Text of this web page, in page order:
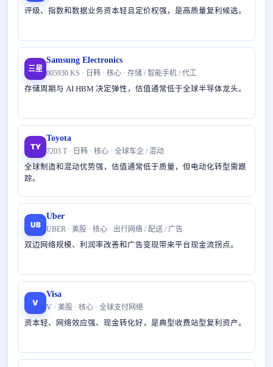
评级、指数和数据业务资本轻且定价权强，是高质量复利候选。
三星
Samsung Electronics
005930.KS · 日韩 · 核心 · 存储 / 智能手机 / 代工
存储周期与 AI HBM 决定弹性，估值通常低于全球半导体龙头。
TY
Toyota
7203.T · 日韩 · 核心 · 全球车企 / 混动
全球制造和混动优势强，估值通常低于质量，但电动化转型需跟
踪。
UB
Uber
UBER · 美股 · 核心 · 出行网络 / 配送 / 广告
双边网络规模、利润率改善和广告变现带来平台现金流拐点。
V
Visa
V · 美股 · 核心 · 全球支付网络
资本轻、网络效应强、现金转化好，是典型收费站型复利资产。